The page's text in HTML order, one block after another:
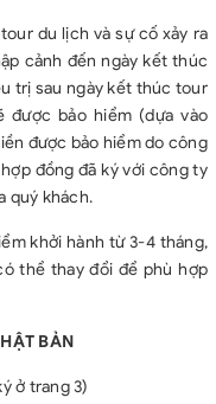
du lịch và sự cố xảy ra
cảnh đến ngày kết thúc
trị sau ngày kết thúc tour
bảo hiểm (dựa vào
được bảo hiểm do công
đồng đã ký với công ty
quý khách.
khởi hành từ 3-4 tháng,
thể thay đổi để phù hợp
BẢN
ở trang 3)